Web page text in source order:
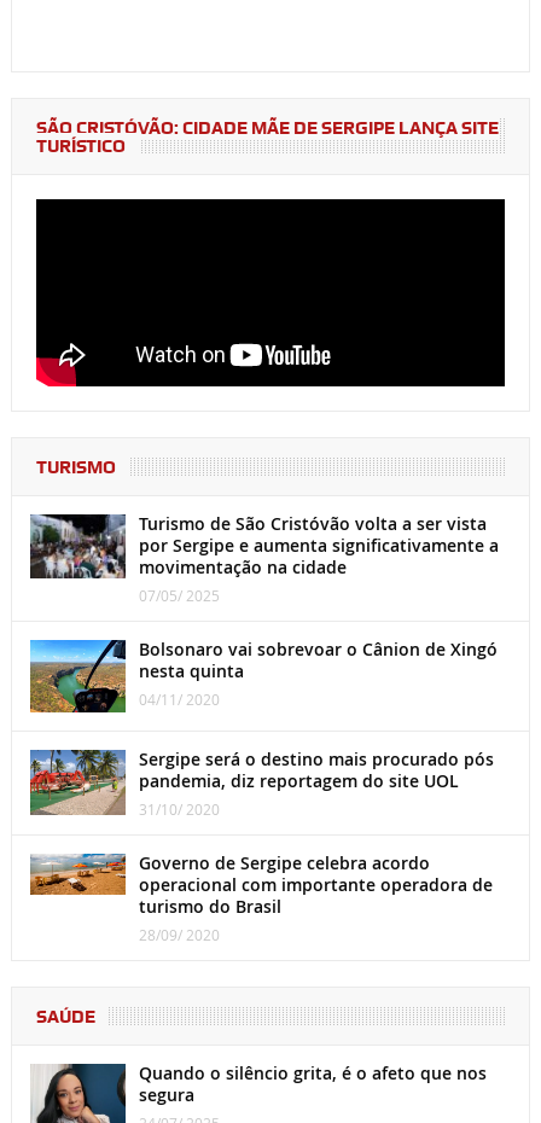
SÃO CRISTÓVÃO: CIDADE MÃE DE SERGIPE LANÇA SITE
TURÍSTICO
TURISMO
Turismo de São Cristóvão volta a ser vista
por Sergipe e aumenta significativamente a
movimentação na cidade
07/05/ 2025
Bolsonaro vai sobrevoar o Cânion de Xingó
nesta quinta
04/11/ 2020
Sergipe será o destino mais procurado pós
pandemia, diz reportagem do site UOL
31/10/ 2020
Governo de Sergipe celebra acordo
operacional com importante operadora de
turismo do Brasil
28/09/ 2020
SAÚDE
Quando o silêncio grita, é o afeto que nos
segura